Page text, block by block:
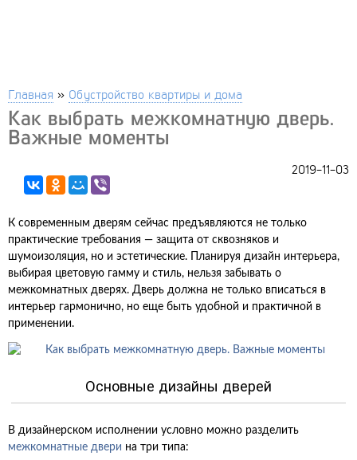
Главная » Обустройство квартиры и дома
Как выбрать межкомнатную дверь.
Важные моменты
2019-11-03
К современным дверям сейчас предъявляются не только
практические требования — защита от сквозняков и
шумоизоляция, но и эстетические. Планируя дизайн интерьера,
выбирая цветовую гамму и стиль, нельзя забывать о
межкомнатных дверях. Дверь должна не только вписаться в
интерьер гармонично, но еще быть удобной и практичной в
применении.
Основные дизайны дверей
В дизайнерском исполнении условно можно разделить
межкомнатные двери на три типа: